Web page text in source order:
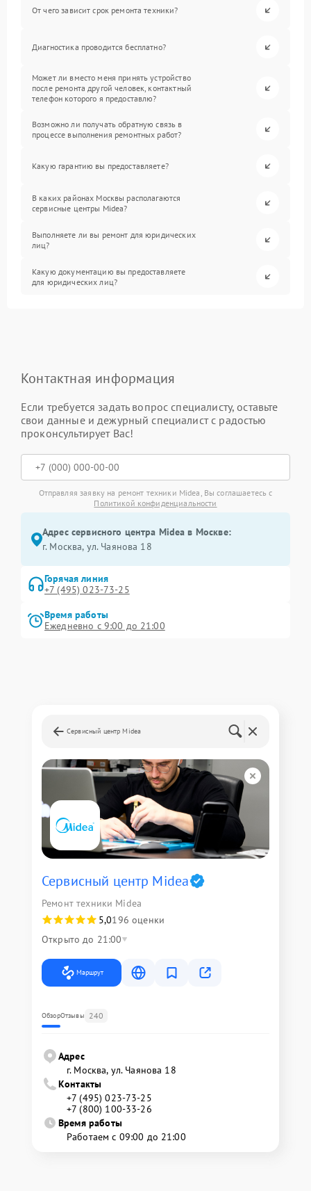
От чего зависит срок ремонта техники?
Диагностика проводится бесплатно?
Может ли вместо меня принять устройство
после ремонта другой человек, контактный
телефон которого я предоставлю?
Возможно ли получать обратную связь в
процессе выполнения ремонтных работ?
Какую гарантию вы предоставляете?
В каких районах Москвы располагаются
сервисные центры Midea?
Выполняете ли вы ремонт для юридических
лиц?
Какую документацию вы предоставляете
для юридических лиц?
Контактная информация
Если требуется задать вопрос специалисту, оставьте
свои данные и дежурный специалист с радостью
проконсультирует Вас!
Отправляя заявку на ремонт техники Midea, Вы соглашаетесь с
Политикой конфиденциальности
Адрес сервисного центра Midea в Москве:
г. Москва, ул. Чаянова 18
Горячая линия
+7 (495) 023-73-25
Время работы
Ежедневно с 9:00 до 21:00
Сервисный центр Midea
Сервисный центр Midea
Ремонт техники Midea
5,0196 оценки
Открыто до 21:00
Маршрут
ОбзорОтзывы 240
Адрес
г. Москва, ул. Чаянова 18
Контакты
+7 (495) 023-73-25
+7 (800) 100-33-26
Время работы
Работаем с 09:00 до 21:00